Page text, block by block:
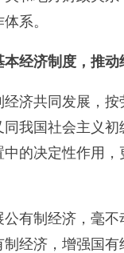
系。
经济制度，推
济共同发展，
我国社会主义
的决定性作用
公有制经济，毫
经济，增强国